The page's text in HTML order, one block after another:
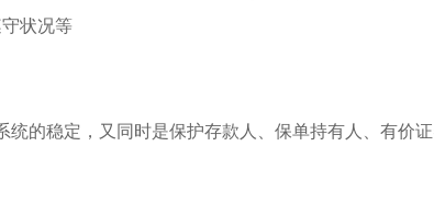
状况等
统的稳定，又同时是保护存款人、保单持有人、有价